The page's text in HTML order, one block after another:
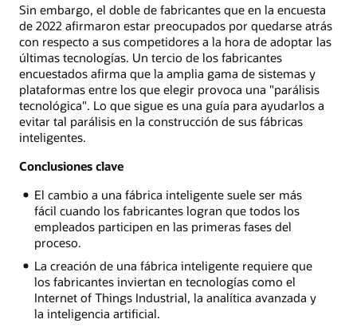
Sin embargo, el doble de fabricantes que en la encuesta
de 2022 afirmaron estar preocupados por quedarse atrás
con respecto a sus competidores a la hora de adoptar las
últimas tecnologías. Un tercio de los fabricantes
encuestados afirma que la amplia gama de sistemas y
plataformas entre los que elegir provoca una "parálisis
tecnológica". Lo que sigue es una guía para ayudarlos a
evitar tal parálisis en la construcción de sus fábricas
inteligentes.
Conclusiones clave
El cambio a una fábrica inteligente suele ser más
fácil cuando los fabricantes logran que todos los
empleados participen en las primeras fases del
proceso.
La creación de una fábrica inteligente requiere que
los fabricantes inviertan en tecnologías como el
Internet of Things Industrial, la analítica avanzada y
la inteligencia artificial.